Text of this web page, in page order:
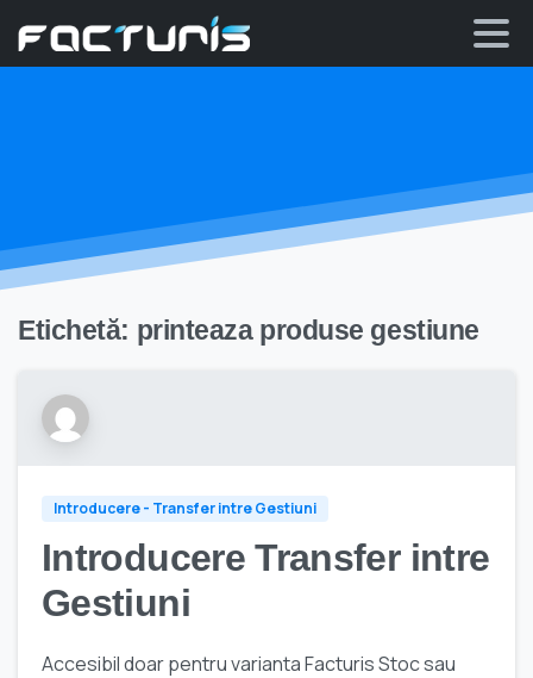
Etichetă: printeaza produse gestiune
Introducere - Transfer intre Gestiuni
Introducere Transfer intre
Gestiuni
Accesibil doar pentru varianta Facturis Stoc sau